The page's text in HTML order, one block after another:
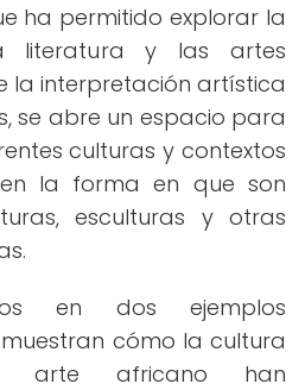
ha permitido explorar la
literatura y las artes
la interpretación artística
se abre un espacio para
culturas y contextos
en la forma en que son
esculturas y otras
en dos ejemplos
cómo la cultura
arte africano han